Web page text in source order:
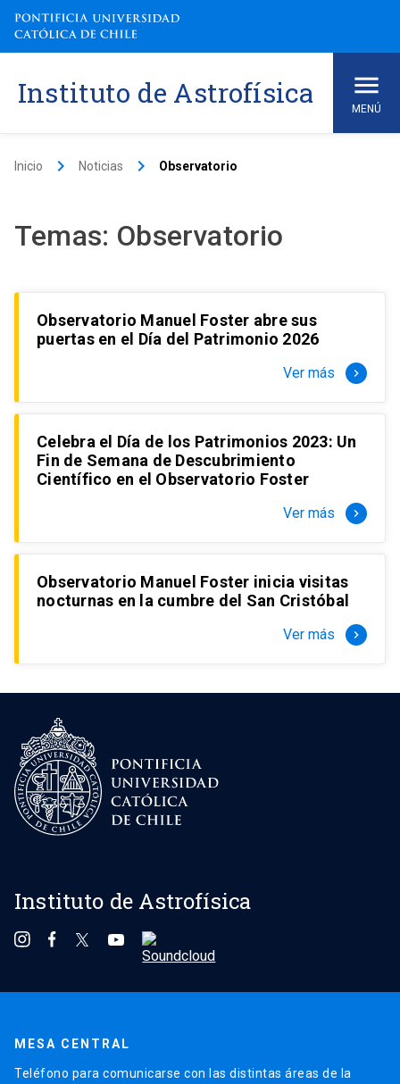
Skip
content
Instituto de Astrofísica MENÚ
Inicio keyboard_arrow_right Noticias keyboard_arrow_right Observatorio
Temas: Observatorio
Observatorio Manuel Foster abre sus
puertas en el Día del Patrimonio 2026
Ver más keyboard_arrow_right
Celebra el Día de los Patrimonios 2023: Un
Fin de Semana de Descubrimiento
Científico en el Observatorio Foster
Ver más keyboard_arrow_right
Observatorio Manuel Foster inicia visitas
nocturnas en la cumbre del San Cristóbal
Ver más keyboard_arrow_right
Instituto de Astrofísica
MESA CENTRAL
Teléfono para comunicarse con las distintas áreas de la